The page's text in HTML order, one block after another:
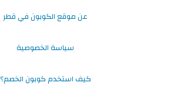
عن موقع الكوبون في قطر
سياسة الخصوصية
كيف استخدم كوبون الخصم؟